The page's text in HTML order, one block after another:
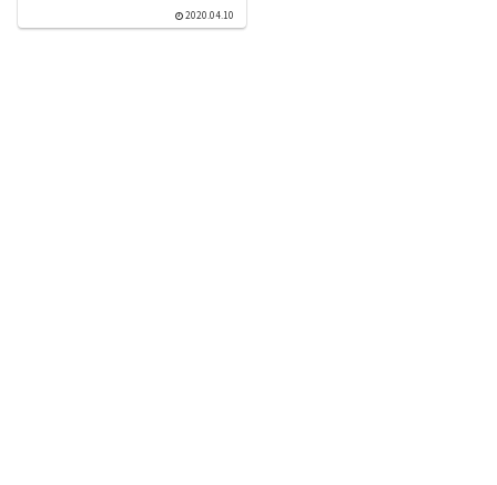
けることを願っています。本題で
2020.04.10